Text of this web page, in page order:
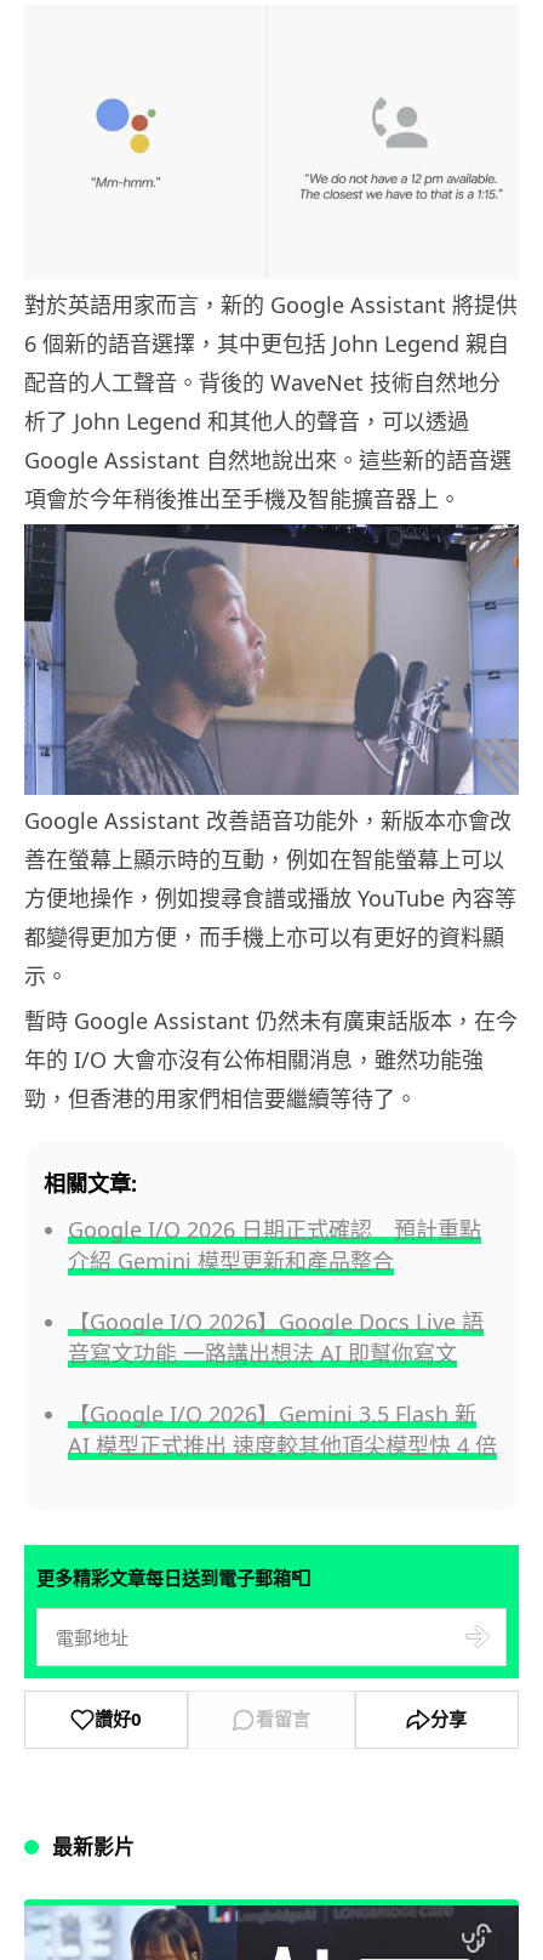
對於英語用家而言，新的 Google Assistant 將提供
6 個新的語音選擇，其中更包括 John Legend 親自
配音的人工聲音。背後的 WaveNet 技術自然地分
析了 John Legend 和其他人的聲音，可以透過
Google Assistant 自然地說出來。這些新的語音選
項會於今年稍後推出至手機及智能擴音器上。
Google Assistant 改善語音功能外，新版本亦會改
善在螢幕上顯示時的互動，例如在智能螢幕上可以
方便地操作，例如搜尋食譜或播放 YouTube 內容等
都變得更加方便，而手機上亦可以有更好的資料顯
示。
暫時 Google Assistant 仍然未有廣東話版本，在今
年的 I/O 大會亦沒有公佈相關消息，雖然功能強
勁，但香港的用家們相信要繼續等待了。
相關文章:
Google I/O 2026 日期正式確認 預計重點
介紹 Gemini 模型更新和產品整合
【Google I/O 2026】Google Docs Live 語
音寫文功能 一路講出想法 AI 即幫你寫文
【Google I/O 2026】Gemini 3.5 Flash 新
AI 模型正式推出 速度較其他頂尖模型快 4 倍
更多精彩文章每日送到電子郵箱📮
讚好0 看留言 分享
最新影片